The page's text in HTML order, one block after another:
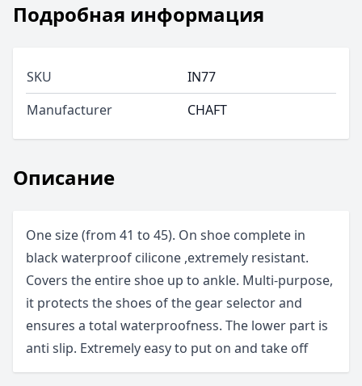
Описание
One size (from 41 to 45). On shoe complete in
black waterproof cilicone ,extremely resistant.
Covers the entire shoe up to ankle. Multi-purpose,
it protects the shoes of the gear selector and
ensures a total waterproofness. The lower part is
anti slip. Extremely easy to put on and take off
Подробная информация
SKU
IN77
Manufacturer
CHAFT